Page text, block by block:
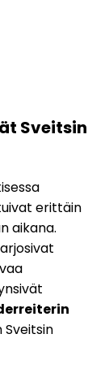
Sveitsin
erittäin
aikana.